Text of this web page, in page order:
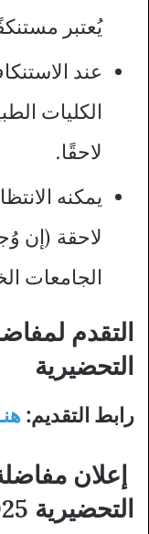
يُعتبر
عند
الكليات
لاحقًا.
يمكنه
لاحقة (إن
الجامعات
التقدم
التحضيرية
رابط التقديم:
إعلان
التحضيرية 2025